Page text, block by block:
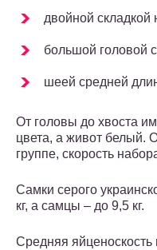
двойной складкой
большой головой
шеей средней
От головы до хвоста
цвета, а живот белый.
группе, скорость
Самки серого
кг, а самцы – до 9,5 кг.
Средняя яйценоскость